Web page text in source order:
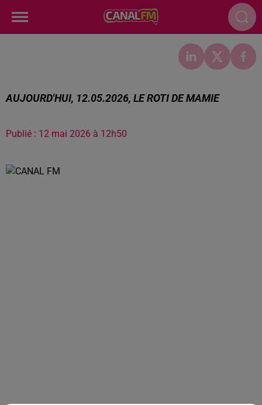
AUJOURD'HUI, 12.05.2026, LE ROTI DE MAMIE
Publié : 12 mai 2026 à 12h50